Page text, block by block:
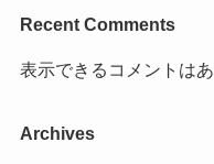
Recent Comments
表示できるコメントはあ
Archives